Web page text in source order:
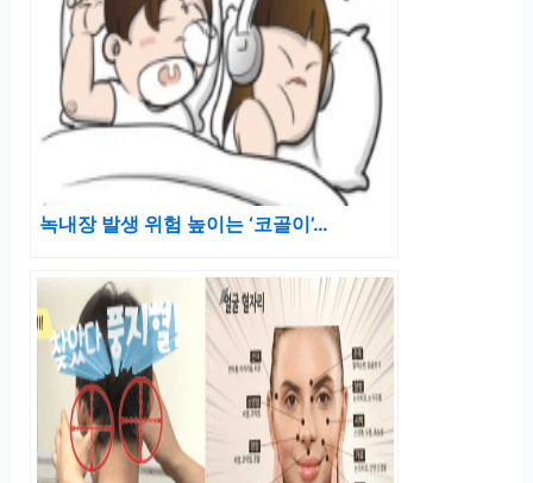
녹내장 발생 위험 높이는 ‘코골이’…